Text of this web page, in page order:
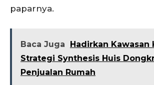
paparnya.
Baca Juga
Hadirkan Kawasan
Strategi Synthesis Huis
Penjualan Rumah